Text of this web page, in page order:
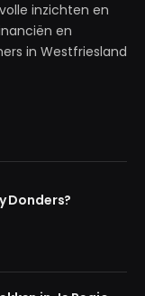
inzichten en
en
in Westfriesland
Donders?